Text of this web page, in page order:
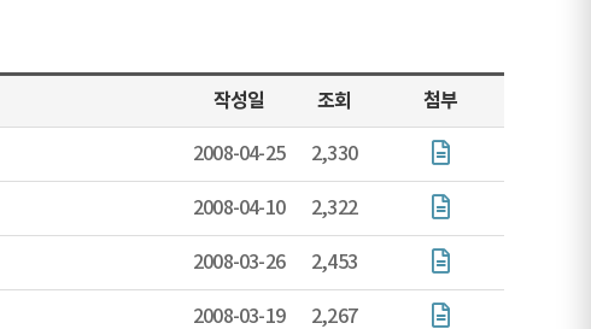
작성일 조회 첨부
2008-04-25 2,330
2008-04-10 2,322
2008-03-26 2,453
2008-03-19 2,267